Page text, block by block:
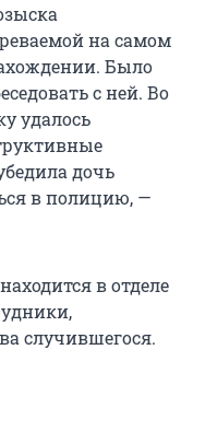
на самом
Было
с ней. Во
удалось
дочь
в полицию, —
в отделе
случившегося.